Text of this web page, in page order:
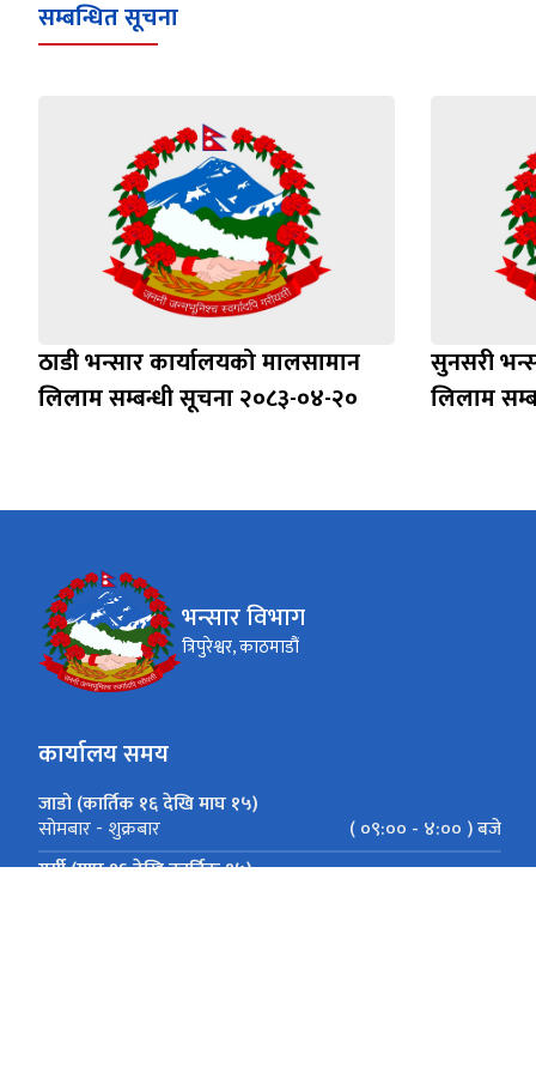
सम्बन्धित सूचना
ठाडी भन्सार कार्यालयको मालसामान
लिलाम सम्बन्धी सूचना २०८३-०४-२०
सुनसरी
लिलाम
भन्सार विभाग
त्रिपुरेश्वर, काठमाडौं
कार्यालय समय
जाडो (कार्तिक १६ देखि माघ १५)
सोमबार - शुक्रबार
( ०९:०० - ४:०० ) बजे
गर्मी (माघ १६ देखि कार्तिक १५)